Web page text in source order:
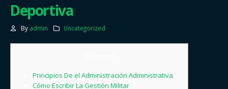
Deportiva
By admin Uncategorized
Principios De el Administración Administrativa
Cómo Escribir La Gestión Militar